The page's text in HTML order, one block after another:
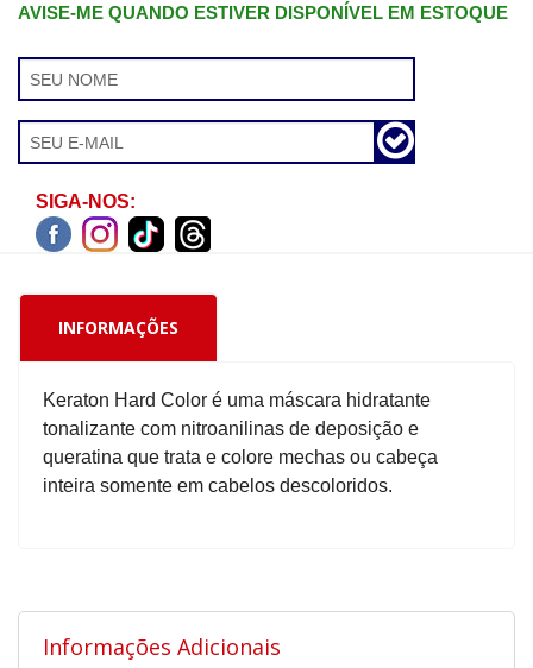
AVISE-ME QUANDO ESTIVER DISPONÍVEL EM ESTOQUE
SIGA-NOS:
INFORMAÇÕES
Keraton Hard Color é uma máscara hidratante
tonalizante com nitroanilinas de deposição e
queratina que trata e colore mechas ou cabeça
inteira somente em cabelos descoloridos.
Informações Adicionais